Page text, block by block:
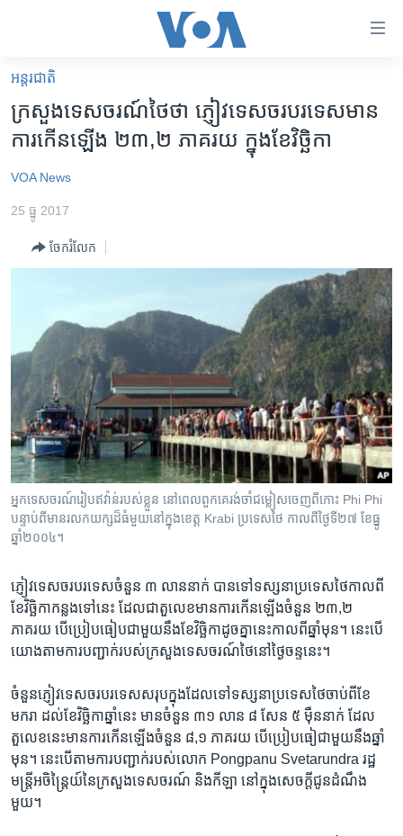
គេហទំព័រ​
ទាក់ទង
រំលង​
និង​
ទំព័រ​
ទៅ​
រចនា
សម្ព័ន្ធ​
រំលង​
និង​
ទៅ​
កាន់​
ស្វែង​
រក
អន្តរជាតិ
ហេឡូវីអូអេ
កម្ពុជាច្នៃប្រតិដ្ឋ
ទូរទស្សន៍ / វីដេអូ​
វិទ្យុ / ផតខាសថ៍
កម្មវិធីទាំងអស់
Khmer English
បណ្តាញ​សង្គម
អន្តរជាតិ
ក្រសួង​ទេសចរណ៍​ថៃ​ថា ភ្ញៀវ​ទេសចរ​បរទេស​មាន​
ការ​កើន​ឡើង ២៣,២ ភាគរយ ក្នុង​ខែ​វិច្ឆិកា
VOA News
25 ធ្នូ 2017
ចែករំលែក
អ្នក​ទេសចរណ៍​រៀប​ឥវ៉ាន់​របស់​ខ្លួន នៅ​ពេល​ពួកគេ​រង់ចាំ​ជម្លៀស​ចេញ​ពី​កោះ Phi Phi
បន្ទាប់​ពី​មាន​រលក​យក្ស​ដ៏​ធំ​មួយ​នៅ​ក្នុង​ខេត្ត Krabi ប្រទេស​ថៃ​ កាលពី​ថ្ងៃទី២៧ ខែធ្នូ
ឆ្នាំ២០០៤។
ភ្ញៀវ​ទេសចរ​បរទេស​ចំនួន ៣ លាន​នាក់ បាន​ទៅ​ទស្សនា​ប្រទេស​ថៃ​កាល​ពី​
ខែ​វិច្ឆិកា​កន្លង​ទៅ​នេះ ដែល​ជា​តួលេខ​មាន​ការ​កើន​ឡើង​ចំនួន ២៣,២
ភាគរយ បើ​ប្រៀបធៀប​ជាមួយ​នឹង​ខែ​វិច្ឆិកា​ដូច​គ្នា​នេះ​កាល​ពី​ឆ្នាំ​មុន។ នេះ​បើ​
យោង​តាម​ការ​បញ្ជាក់​របស់​ក្រសួង​ទេសចរណ៍​ថៃ​នៅ​ថ្ងៃ​ចន្ទ​នេះ។
ចំនួន​ភ្ញៀវ​ទេសចរ​បរទេស​សរុប​ក្នុង​ដែល​ទៅ​ទស្សនា​ប្រទេស​ថៃ​ចាប់​ពី​ខែ​
មករា ដល់​ខែ​វិច្ឆិកា​ឆ្នាំ​នេះ មាន​ចំនួន ៣១ លាន ៨ សែន ៥ ម៉ឺន​នាក់ ដែល​
តួលេខ​នេះ​មាន​ការ​កើន​ឡើង​ចំនួន ៨,១ ភាគរយ បើ​ប្រៀបធៀ​ជាមួយ​នឹង​ឆ្នាំ​
មុន។ នេះ​បើ​តាម​ការ​បញ្ជាក់​របស់​លោក Pongpanu Svetarundra រដ្ឋ
មន្ត្រី​អចិន្ត្រៃយ៍​នៃ​ក្រសួង​ទេសចរណ៍ និង​កីឡា នៅ​ក្នុង​សេចក្ដី​ជូន​ដំណឹង​
មួយ។